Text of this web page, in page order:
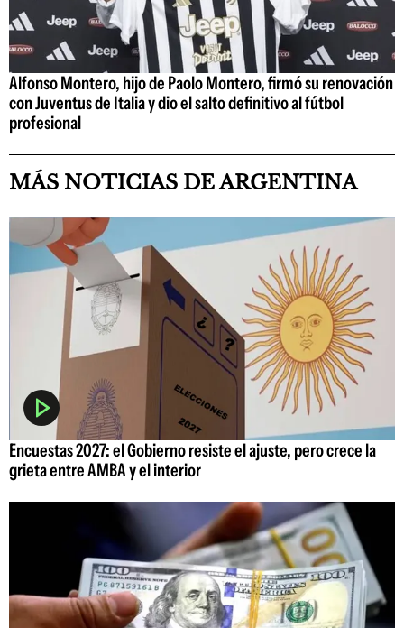
Alfonso Montero, hijo de Paolo Montero, firmó su renovación
con Juventus de Italia y dio el salto definitivo al fútbol
profesional
MÁS NOTICIAS DE ARGENTINA
Encuestas 2027: el Gobierno resiste el ajuste, pero crece la
grieta entre AMBA y el interior